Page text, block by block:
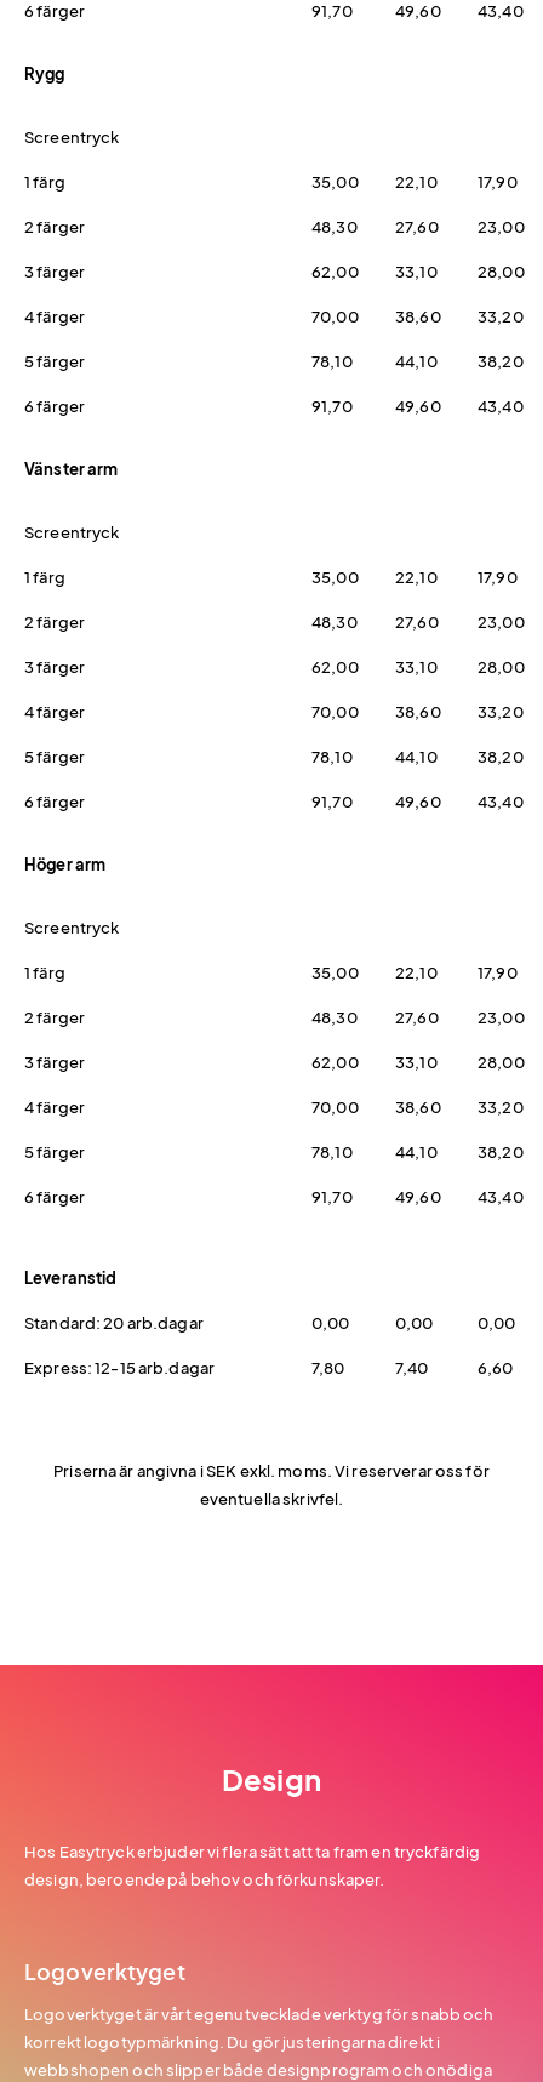
6 färger 91,70 49,60 43,40
Rygg
Screentryck
1 färg 35,00 22,10 17,90
2 färger 48,30 27,60 23,00
3 färger 62,00 33,10 28,00
4 färger 70,00 38,60 33,20
5 färger 78,10 44,10 38,20
6 färger 91,70 49,60 43,40
Vänster arm
Screentryck
1 färg 35,00 22,10 17,90
2 färger 48,30 27,60 23,00
3 färger 62,00 33,10 28,00
4 färger 70,00 38,60 33,20
5 färger 78,10 44,10 38,20
6 färger 91,70 49,60 43,40
Höger arm
Screentryck
1 färg 35,00 22,10 17,90
2 färger 48,30 27,60 23,00
3 färger 62,00 33,10 28,00
4 färger 70,00 38,60 33,20
5 färger 78,10 44,10 38,20
6 färger 91,70 49,60 43,40
Leveranstid
Standard: 20 arb.dagar 0,00 0,00 0,00
Express: 12-15 arb.dagar 7,80 7,40 6,60
Priserna är angivna i SEK exkl. moms. Vi reserverar oss för
eventuella skrivfel.
Design
Hos Easytryck erbjuder vi flera sätt att ta fram en tryckfärdig
design, beroende på behov och förkunskaper.
Logoverktyget
Logoverktyget är vårt egenutvecklade verktyg för snabb och
korrekt logotypmärkning. Du gör justeringarna direkt i
webbshopen och slipper både designprogram och onödiga